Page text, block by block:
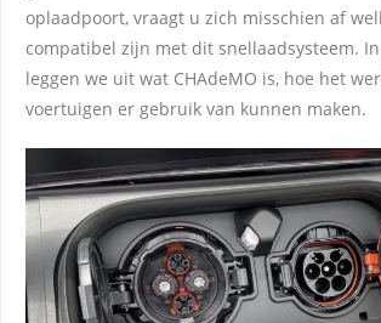
oplaadpoort, vraagt u zich misschien af
compatibel zijn met dit snellaadsysteem.
leggen we uit wat CHAdeMO is, hoe het
voertuigen er gebruik van kunnen maken.